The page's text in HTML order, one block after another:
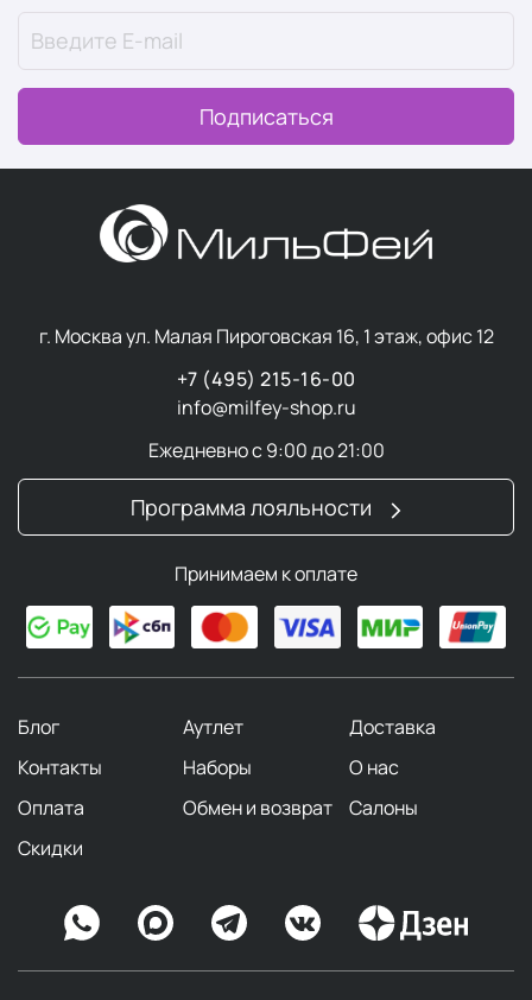
Отличительные свойств косметических средств:
по принципу гомеостаза, самостоятельно
обнаруживая проблемные зоны и восстанавливая
передовых компонентов для максимальной
эффективности и достижения быстрого и
стойкого результата.
уход, благодаря уникальным свойствам
плаценты и специальным составам,
усиливающим ее целительное действие.
Подписаться
г. Москва ул. Малая Пироговская 16, 1 этаж, офис 12
+7 (495) 215-16-00
info@milfey-shop.ru
Ежедневно с 9:00 до 21:00
Программа лояльности
Принимаем к оплате
Блог Аутлет
Доставка
Контакты
Наборы
О нас
Оплата
Обмен и возврат
Салоны
Скидки